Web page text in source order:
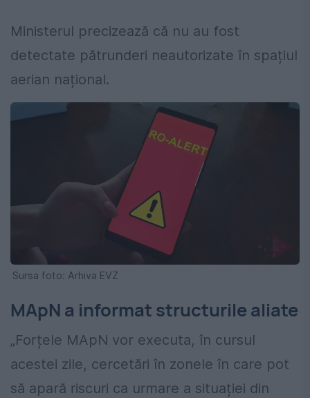
Ministerul precizează că nu au fost
detectate pătrunderi neautorizate în spațiul
aerian național.
Sursa foto: Arhiva EVZ
MApN a informat structurile aliate
„Forțele MApN vor executa, în cursul
acestei zile, cercetări în zonele în care pot
să apară riscuri ca urmare a situației din